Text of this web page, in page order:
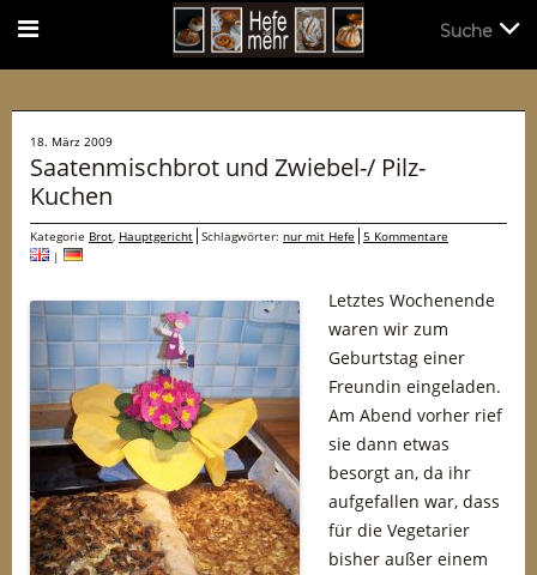
18. März 2009
Saatenmischbrot und Zwiebel-/ Pilz-
Kuchen
Kategorie Brot, Hauptgericht Schlagwörter: nur mit Hefe 5 Kommentare
|
Letztes Wochenende
waren wir zum
Geburtstag einer
Freundin eingeladen.
Am Abend vorher rief
sie dann etwas
besorgt an, da ihr
aufgefallen war, dass
für die Vegetarier
bisher außer einem
Suche
Suche